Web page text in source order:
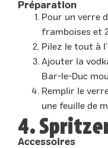
Préparation
Pour un verre
framboises et
Pilez le tout à
Ajouter la
Bar-le-Duc
Remplir le
une feuille de
4.
Accessoires